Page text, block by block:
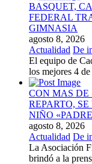
BASQUET,
FEDERAL
GIMNASIA
agosto 8, 2026
Actualidad De
El equipo de
los mejores 4
CON MAS DE
REPARTO,
NIÑO
agosto 8, 2026
Actualidad De
La Asociación
brindó a la